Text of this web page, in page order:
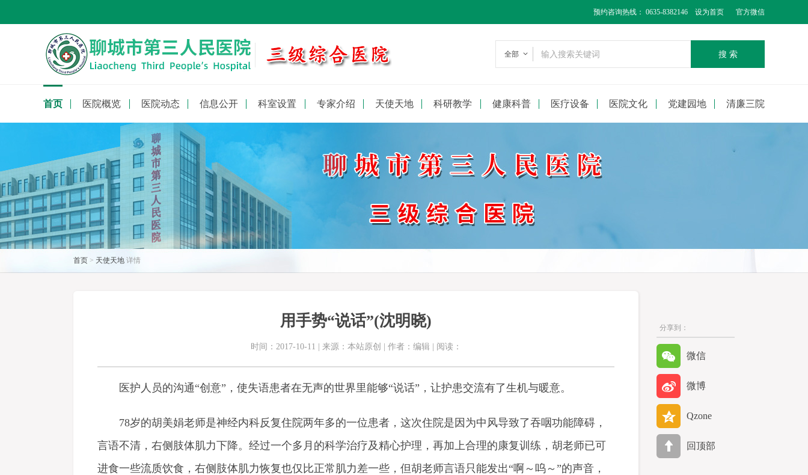
预约咨询热线： 0635-8382146 设为首页 官方微信
全部 搜 索
首页 医院概览 医院动态 信息公开 科室设置 专家介绍 天使天地 科研教学 健康科普 医疗设备 医院文化 党建园地 清廉三院
首页 > 天使天地 详情
分享到：
微信
微博
Qzone
回顶部
用手势“说话”(沈明晓)
时间：2017-10-11 | 来源：本站原创 | 作者：编辑 | 阅读：
医护人员的沟通“创意”，使失语患者在无声的世界里能够“说话”，让护患交流有了生机与暖意。
78岁的胡美娟老师是神经内科反复住院两年多的一位患者，这次住院是因为中风导致了吞咽功能障碍，
言语不清，右侧肢体肌力下降。经过一个多月的科学治疗及精心护理，再加上合理的康复训练，胡老师已可
进食一些流质饮食，右侧肢体肌力恢复也仅比正常肌力差一些，但胡老师言语只能发出“啊～呜～”的声音，